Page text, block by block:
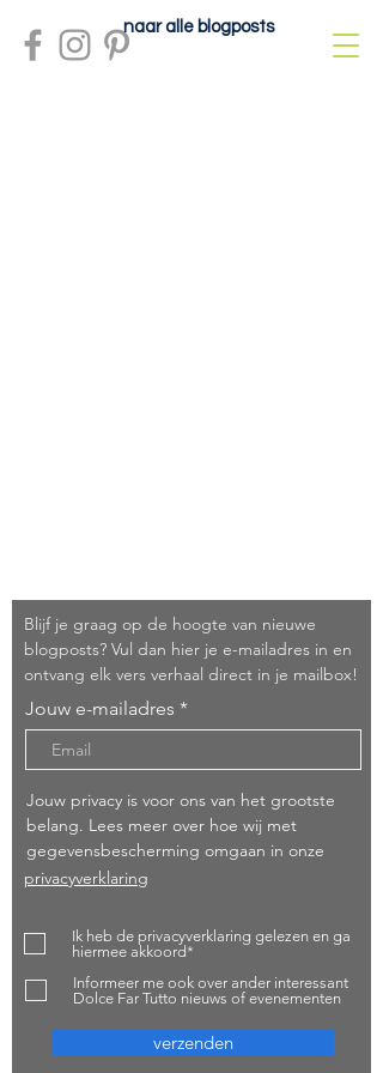
naar alle blogposts
Blijf je graag op de hoogte van nieuwe
blogposts? Vul dan hier je e-mailadres in en
ontvang elk vers verhaal direct in je mailbox!
Jouw e-mailadres
privacyverklaring
Jouw privacy is voor ons van het grootste
belang. Lees meer over hoe wij met
gegevensbescherming omgaan in onze
Ik heb de privacyverklaring gelezen en ga
hiermee akkoord*
Informeer me ook over ander interessant
Dolce Far Tutto nieuws of evenementen
verzenden